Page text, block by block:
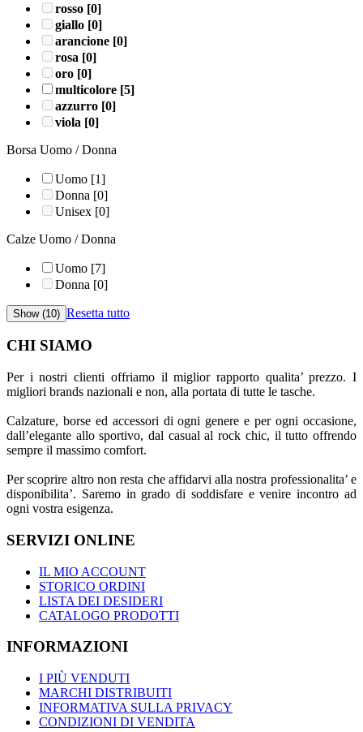
rosso [0]
giallo [0]
arancione [0]
rosa [0]
oro [0]
multicolore [5]
azzurro [0]
viola [0]
Borsa Uomo / Donna
Uomo [1]
Donna [0]
Unisex [0]
Calze Uomo / Donna
Uomo [7]
Donna [0]
Resetta tutto
CHI SIAMO
Per i nostri clienti offriamo il miglior rapporto qualita’ prezzo. I
migliori brands nazionali e non, alla portata di tutte le tasche.
Calzature, borse ed accessori di ogni genere e per ogni occasione,
dall’elegante allo sportivo, dal casual al rock chic, il tutto offrendo
sempre il massimo comfort.
Per scoprire altro non resta che affidarvi alla nostra professionalita’ e
disponibilita’. Saremo in grado di soddisfare e venire incontro ad
ogni vostra esigenza.
SERVIZI ONLINE
IL MIO ACCOUNT
STORICO ORDINI
LISTA DEI DESIDERI
CATALOGO PRODOTTI
INFORMAZIONI
I PIÙ VENDUTI
MARCHI DISTRIBUITI
INFORMATIVA SULLA PRIVACY
CONDIZIONI DI VENDITA